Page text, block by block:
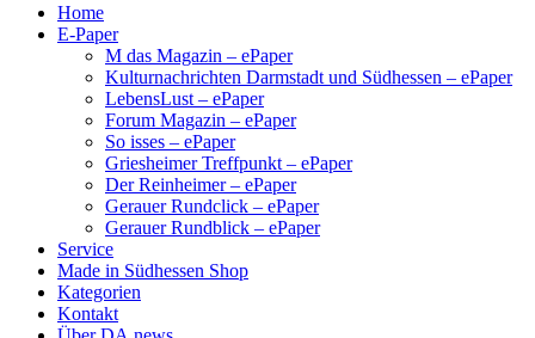
Home
E-Paper
M das Magazin – ePaper
Kulturnachrichten Darmstadt und Südhessen – ePaper
LebensLust – ePaper
Forum Magazin – ePaper
So isses – ePaper
Griesheimer Treffpunkt – ePaper
Der Reinheimer – ePaper
Gerauer Rundclick – ePaper
Gerauer Rundblick – ePaper
Service
Made in Südhessen Shop
Kategorien
Kontakt